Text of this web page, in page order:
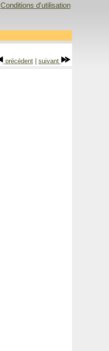
Conditions d'utilisation
précédent| suivant